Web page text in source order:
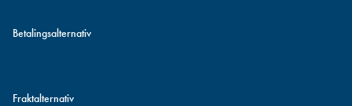
Betalingsalternativ
Fraktalternativ